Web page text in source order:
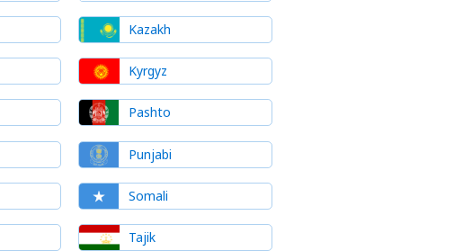
Kazakh
Kyrgyz
Pashto
Punjabi
Somali
Tajik